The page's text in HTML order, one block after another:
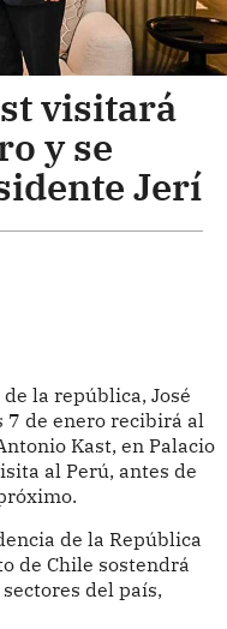
visitará
y se
Jerí
la república, José
7 de enero recibirá al
Kast, en Palacio
al Perú, antes de
de la República
de Chile sostendrá
del país,